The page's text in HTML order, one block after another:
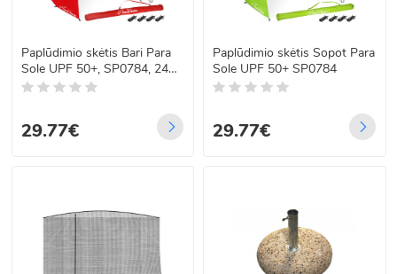
Paplūdimio skėtis Bari Para
Sole UPF 50+, SP0784, 240
cm
29.77€
Paplūdimio skėtis Sopot Para
Sole UPF 50+ SP0784
29.77€